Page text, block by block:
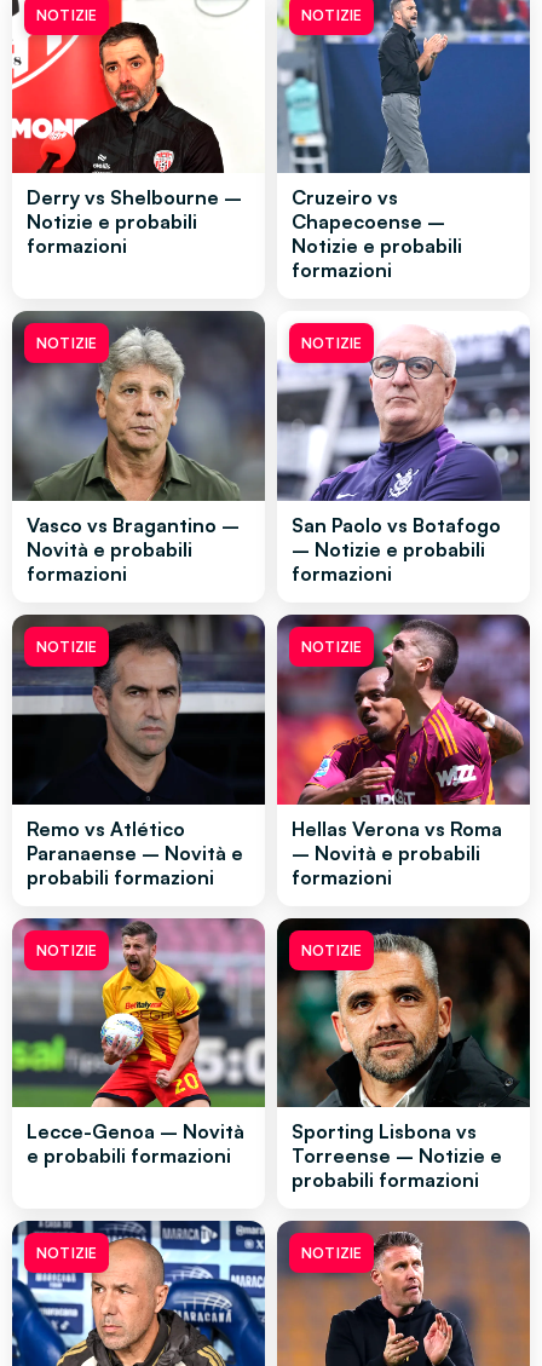
NOTIZIE
Derry vs Shelbourne –
Notizie e probabili
formazioni
NOTIZIE
Cruzeiro vs
Chapecoense –
Notizie e probabili
formazioni
NOTIZIE
Vasco vs Bragantino –
Novità e probabili
formazioni
NOTIZIE
San Paolo vs Botafogo
– Notizie e probabili
formazioni
NOTIZIE
Remo vs Atlético
Paranaense – Novità e
probabili formazioni
NOTIZIE
Hellas Verona vs Roma
– Novità e probabili
formazioni
NOTIZIE
Lecce-Genoa – Novità
e probabili formazioni
NOTIZIE
Sporting Lisbona vs
Torreense – Notizie e
probabili formazioni
NOTIZIE NOTIZIE